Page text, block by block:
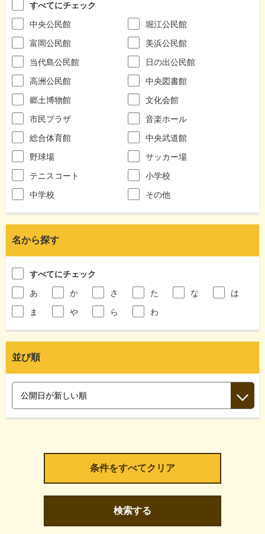
すべてにチェック
中央公民館
堀江公民館
富岡公民館
美浜公民館
当代島公民館
日の出公民館
高洲公民館
中央図書館
郷土博物館
文化会館
市民プラザ
音楽ホール
総合体育館
中央武道館
野球場
サッカー場
テニスコート
小学校
中学校
その他
名から探す
すべてにチェック
あ
か さ た な
は
ま
や ら わ
並び順
検索する